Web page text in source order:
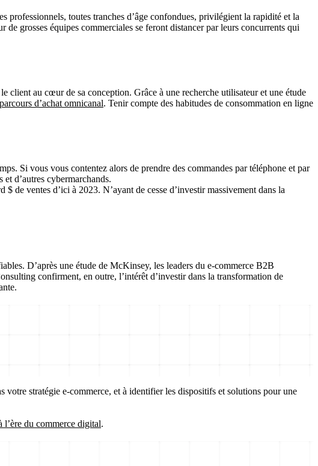
professionnels, toutes tranches d’âge confondues, privilégient la rapidité et la
grosses équipes commerciales se feront distancer par leurs concurrents qui
client au cœur de sa conception. Grâce à une recherche utilisateur et une étude
d’achat omnicanal. Tenir compte des habitudes de consommation en ligne
Si vous vous contentez alors de prendre des commandes par téléphone et par
d’autres cybermarchands.
ventes d’ici à 2023. N’ayant de cesse d’investir massivement dans la
D’après une étude de McKinsey, les leaders du e-commerce B2B
confirment, en outre, l’intérêt d’investir dans la transformation de
stratégie e-commerce, et à identifier les dispositifs et solutions pour une
du commerce digital.